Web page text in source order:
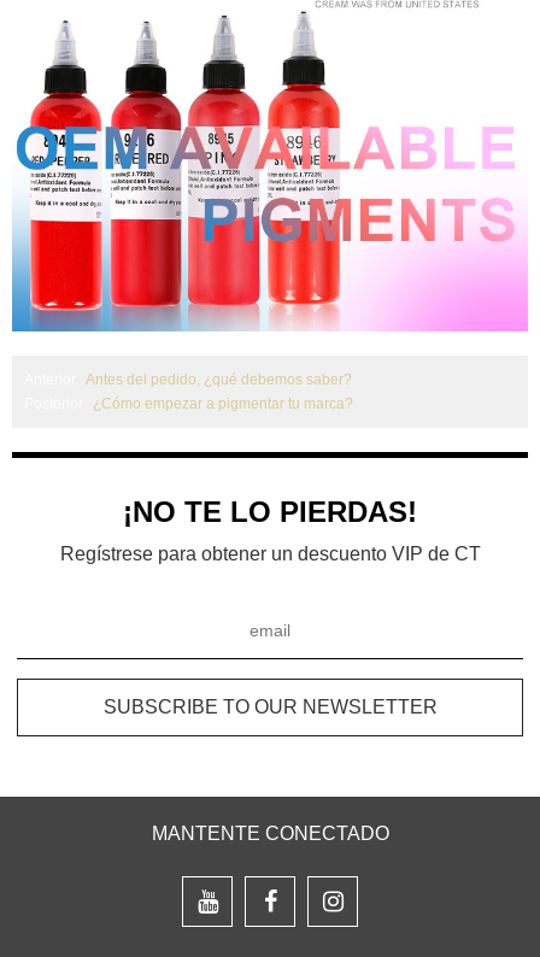
Antes del pedido, ¿qué debemos saber?
¿Cómo empezar a pigmentar tu marca?
¡NO TE LO PIERDAS!
Regístrese para obtener un descuento VIP de CT
MANTENTE CONECTADO